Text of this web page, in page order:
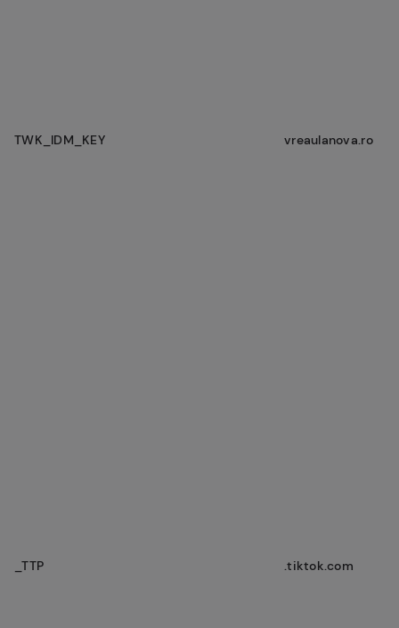
TWK_IDM_KEY vreaulanova.ro
_TTP .tiktok.com